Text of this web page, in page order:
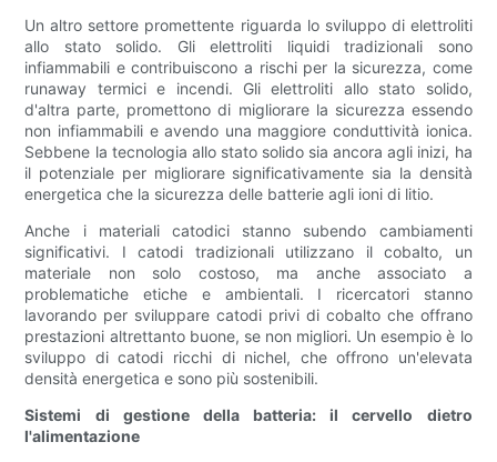
Un altro settore promettente riguarda lo sviluppo di elettroliti
allo stato solido. Gli elettroliti liquidi tradizionali sono
infiammabili e contribuiscono a rischi per la sicurezza, come
runaway termici e incendi. Gli elettroliti allo stato solido,
d'altra parte, promettono di migliorare la sicurezza essendo
non infiammabili e avendo una maggiore conduttività ionica.
Sebbene la tecnologia allo stato solido sia ancora agli inizi, ha
il potenziale per migliorare significativamente sia la densità
energetica che la sicurezza delle batterie agli ioni di litio.
Anche i materiali catodici stanno subendo cambiamenti
significativi. I catodi tradizionali utilizzano il cobalto, un
materiale non solo costoso, ma anche associato a
problematiche etiche e ambientali. I ricercatori stanno
lavorando per sviluppare catodi privi di cobalto che offrano
prestazioni altrettanto buone, se non migliori. Un esempio è lo
sviluppo di catodi ricchi di nichel, che offrono un'elevata
densità energetica e sono più sostenibili.
Sistemi di gestione della batteria: il cervello dietro
l'alimentazione